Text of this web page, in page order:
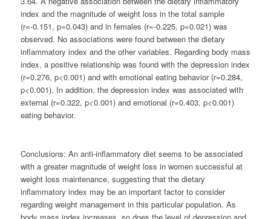
index and the magnitude of weight loss in the total sample
(r=-0.151, p=0.043) and in females (r=-0.225, p=0.021) was
observed. No associations were found between the dietary
inflammatory index and the other variables. Regarding body mass
index, a positive relationship was found with the depression index
(r=0.276, p<0.001) and with emotional eating behavior (r=0.284,
p<0.001). In addition, the depression index was associated with
external (r=0.322, p<0.001) and emotional (r=0.403, p<0.001)
eating behavior.
Conclusions: An anti-inflammatory diet seems to be associated
with a greater magnitude of weight loss in women successful at
weight loss maintenance, suggesting that the dietary
inflammatory index may be an important factor to consider
regarding weight management in this particular population. As